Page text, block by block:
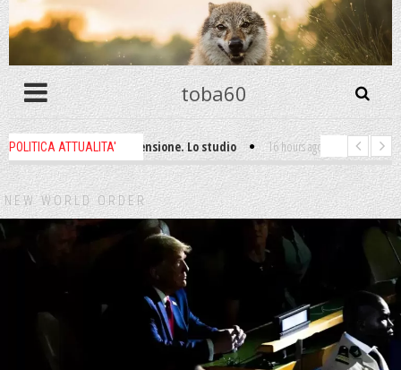
toba60
POLITICA ATTUALITA'
ti godi la pensione. Lo studio 16 hours ago - La filosofia
omicidio!
1 week ago - Digitalizzazione e tokenizzazione: la grande
NEW WORLD ORDER